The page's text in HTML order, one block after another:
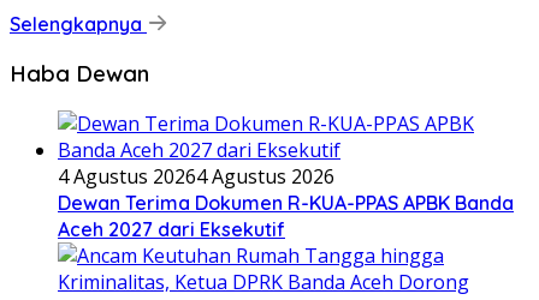
Selengkapnya
Haba Dewan
4 Agustus 20264 Agustus 2026
Dewan Terima Dokumen R-KUA-PPAS APBK Banda
Aceh 2027 dari Eksekutif